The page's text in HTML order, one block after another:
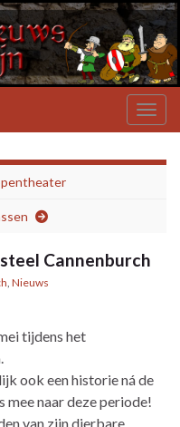
Cannenburch
Nieuws
tijdens het
ook een historie ná de
mee naar deze periode!
van zijn dierbare